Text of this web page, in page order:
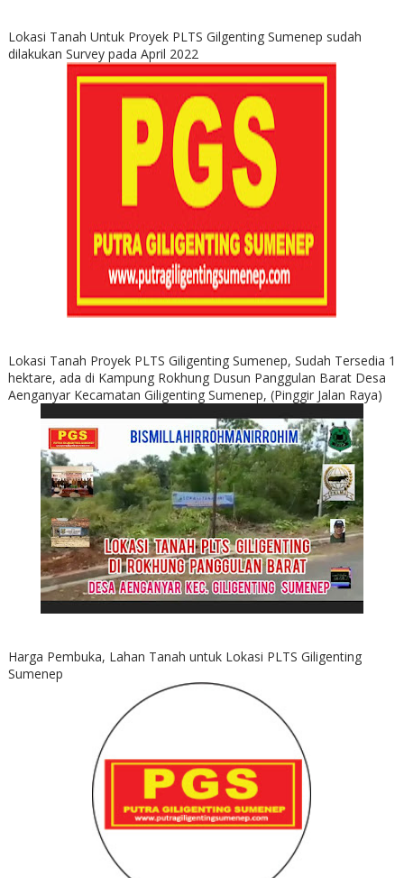
Lokasi Tanah Untuk Proyek PLTS Gilgenting Sumenep sudah
dilakukan Survey pada April 2022
Lokasi Tanah Proyek PLTS Giligenting Sumenep, Sudah Tersedia 1
hektare, ada di Kampung Rokhung Dusun Panggulan Barat Desa
Aenganyar Kecamatan Giligenting Sumenep, (Pinggir Jalan Raya)
Harga Pembuka, Lahan Tanah untuk Lokasi PLTS Giligenting
Sumenep